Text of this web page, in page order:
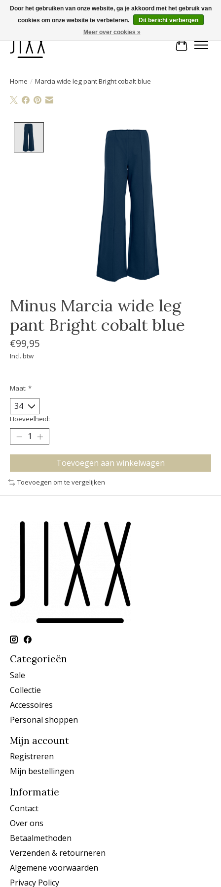
Voor 14.00 uur besteld, vandaag verstuurd | Gratis verzending vanaf € 75
Home / Marcia wide leg pant Bright cobalt blue
Product image slideshow Items
Minus Marcia wide leg
pant Bright cobalt blue
€99,95
Incl. btw
Maat: *
Hoeveelheid:
Toevoegen aan winkelwagen
Toevoegen om te vergelijken
Categorieën
Sale
Collectie
Accessoires
Personal shoppen
Mijn account
Registreren
Mijn bestellingen
Informatie
Contact
Over ons
Betaalmethoden
Verzenden & retourneren
Algemene voorwaarden
Privacy Policy
Door het gebruiken van onze website, ga je akkoord met het gebruik van
cookies om onze website te verbeteren.
Dit bericht verbergen
Meer over cookies »